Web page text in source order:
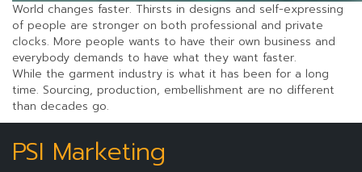
World changes faster. Thirsts in designs and self-expressing
of people are stronger on both professional and private
clocks. More people wants to have their own business and
everybody demands to have what they want faster.
While the garment industry is what it has been for a long
time. Sourcing, production, embellishment are no different
than decades go.
PSI Marketing